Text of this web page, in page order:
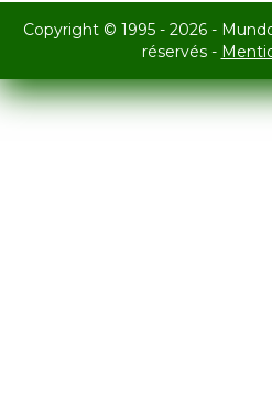
Copyright © 1995 - 2026 -
réservés -